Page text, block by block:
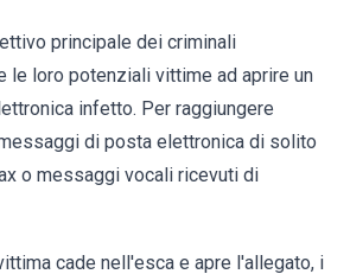
principale dei criminali
le loro potenziali vittime ad aprire un
infetto. Per raggiungere
di posta elettronica di solito
o messaggi vocali ricevuti di
cade nell'esca e apre l'allegato, i